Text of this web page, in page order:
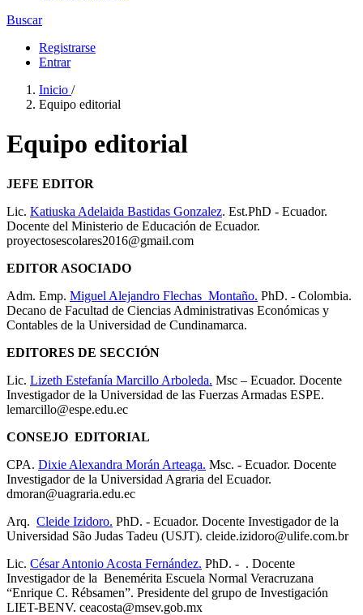
Buscar
Registrarse
Entrar
Inicio /
Equipo editorial
Equipo editorial
JEFE EDITOR
Lic. Katiuska Adelaida Bastidas Gonzalez. Est.PhD - Ecuador.
Docente del Ministerio de Educación de Ecuador.
proyectosescolares2016@gmail.com
EDITOR ASOCIADO
Adm. Emp. Miguel Alejandro Flechas Montaño. PhD. - Colombia.
Decano de Facultad de Ciencias Administrativas Económicas y
Contables de la Universidad de Cundinamarca.
EDITORES DE SECCIÓN
Lic. Lizeth Estefanía Marcillo Arboleda. Msc – Ecuador. Docente
Investigador de la Universidad de las Fuerzas Armadas ESPE.
lemarcillo@espe.edu.ec
CONSEJO EDITORIAL
CPA. Dixie Alexandra Morán Arteaga. Msc. - Ecuador. Docente
Investigador de la Universidad Agraria del Ecuador.
dmoran@uagraria.edu.ec
Arq. Cleide Izidoro. PhD. - Ecuador. Docente Investigador de la
Universidad São Judas Tadeu (USJT). cleide.izidoro@ulife.com.br
Lic. César Antonio Acosta Fernández. PhD. - . Docente
Investigador de la Benemérita Escuela Normal Veracruzana
“Enrique C. Rébsamen”. Presidente del grupo de Investigación
LIET-BENV. ceacosta@msev.gob.mx